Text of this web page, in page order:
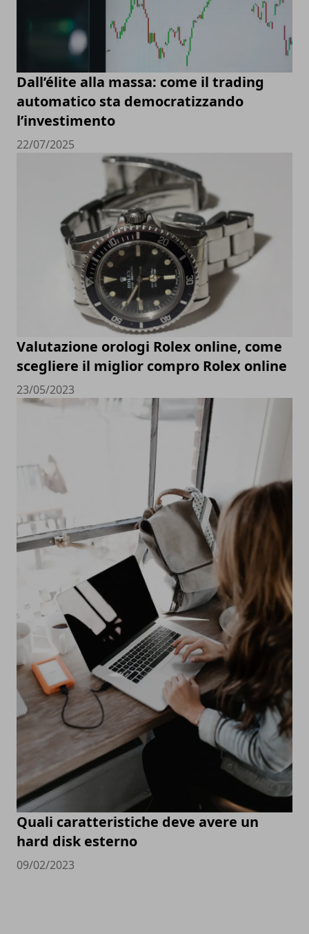
Dall’élite alla massa: come il trading
automatico sta democratizzando
l’investimento
22/07/2025
Valutazione orologi Rolex online, come
scegliere il miglior compro Rolex online
23/05/2023
Quali caratteristiche deve avere un
hard disk esterno
09/02/2023